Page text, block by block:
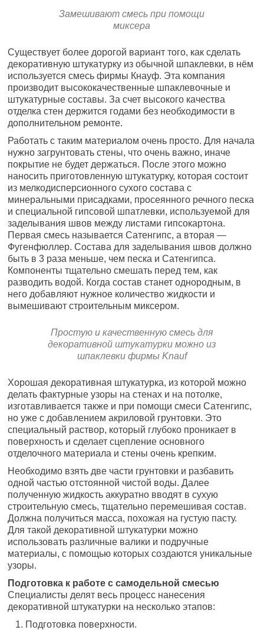
Замешивают смесь при помощи
миксера
Существует более дорогой вариант того, как сделать
декоративную штукатурку из обычной шпаклевки, в нём
используется смесь фирмы Кнауф. Эта компания
производит высококачественные шпаклевочные и
штукатурные составы. За счет высокого качества
отделка стен держится годами без необходимости в
дополнительном ремонте.
Работать с таким материалом очень просто. Для начала
нужно загрунтовать стены, что очень важно, иначе
покрытие не будет держаться. После этого можно
наносить приготовленную штукатурку, которая состоит
из мелкодисперсионного сухого состава с
минеральными присадками, просеянного речного песка
и специальной гипсовой шпатлевки, используемой для
заделывания швов между листами гипсокартона.
Первая смесь называется Сатенгипс, а вторая —
Фугенфюллер. Состава для заделывания швов должно
быть в 3 раза меньше, чем песка и Сатенгипса.
Компоненты тщательно смешать перед тем, как
разводить водой. Когда состав станет однородным, в
него добавляют нужное количество жидкости и
вымешивают строительным миксером.
Простую и качественную смесь для
декоративной штукатурки можно из
шпаклевки фирмы Knauf
Хорошая декоративная штукатурка, из которой можно
делать фактурные узоры на стенах и на потолке,
изготавливается также и при помощи смеси Сатенгипс,
но уже с добавлением акриловой грунтовки. Это
специальный раствор, который глубоко проникает в
поверхность и сделает сцепление основного
отделочного материала и стены очень крепким.
Необходимо взять две части грунтовки и разбавить
одной частью отстоянной чистой воды. Далее
полученную жидкость аккуратно вводят в сухую
строительную смесь, тщательно перемешивая состав.
Должна получиться масса, похожая на густую пасту.
Для такой декоративной штукатурки можно
использовать различные валики и подручные
материалы, с помощью которых создаются уникальные
узоры.
Подготовка к работе с самодельной смесью
Специалисты делят весь процесс нанесения
декоративной штукатурки на несколько этапов:
Подготовка поверхности.